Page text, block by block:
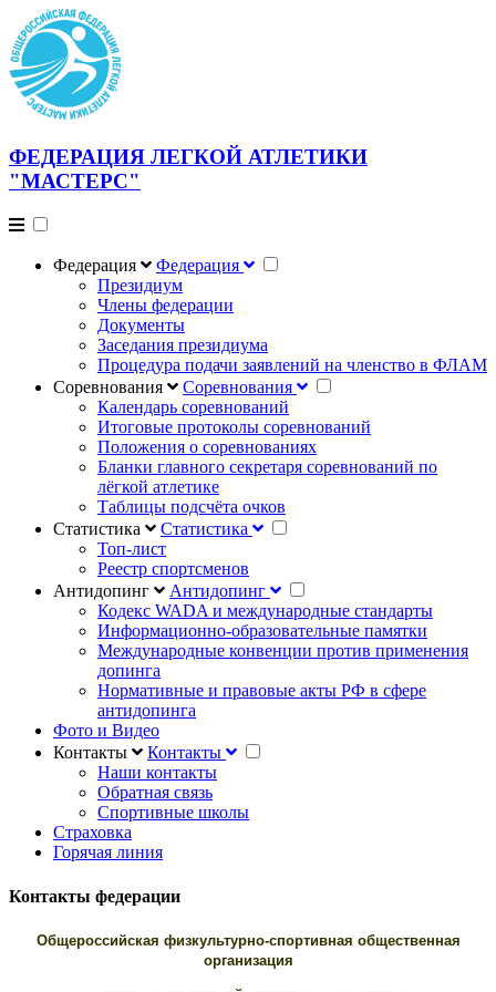
ФЕДЕРАЦИЯ ЛЕГКОЙ АТЛЕТИКИ
"МАСТЕРС"
Федерация
Федерация
Президиум
Члены федерации
Документы
Заседания президиума
Процедура подачи заявлений на членство в ФЛАМ
Соревнования
Соревнования
Календарь соревнований
Итоговые протоколы соревнований
Положения о соревнованиях
Бланки главного секретаря соревнований по
лёгкой атлетике
Таблицы подсчёта очков
Статистика
Статистика
Топ-лист
Реестр спортсменов
Антидопинг
Антидопинг
Кодекс WADA и международные стандарты
Информационно-образовательные памятки
Международные конвенции против применения
допинга
Нормативные и правовые акты РФ в сфере
антидопинга
Фото и Видео
Контакты
Контакты
Наши контакты
Обратная связь
Спортивные школы
Страховка
Горячая линия
Контакты федерации
Общероссийская физкультурно-спортивная общественная
организация